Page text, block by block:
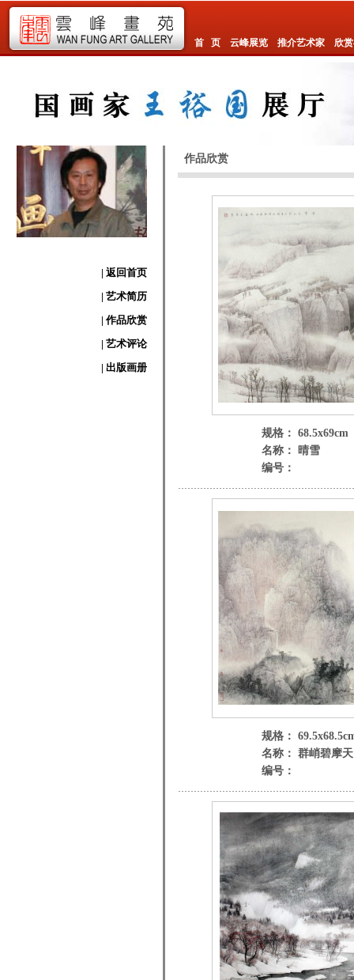
首 页 云峰展览 推介艺术家 欣
| 返回首页
| 艺术简历
| 作品欣赏
| 艺术评论
| 出版画册
作品欣赏
规格： 68.5x69cm
名称： 晴雪
编号：
规格：
名称： 群峭碧摩天
编号：